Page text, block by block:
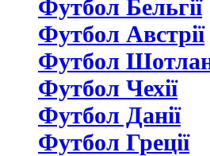
Футбол Бельгії
Футбол Австрії
Футбол
Футбол Чехії
Футбол Данії
Футбол Греції